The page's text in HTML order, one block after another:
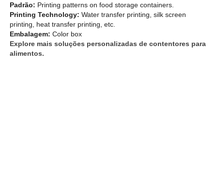
Padrão: Printing patterns on food storage containers.
Printing Technology: Water transfer printing, silk screen
printing, heat transfer printing, etc.
Embalagem: Color box
Explore mais soluções personalizadas de contentores para
alimentos.